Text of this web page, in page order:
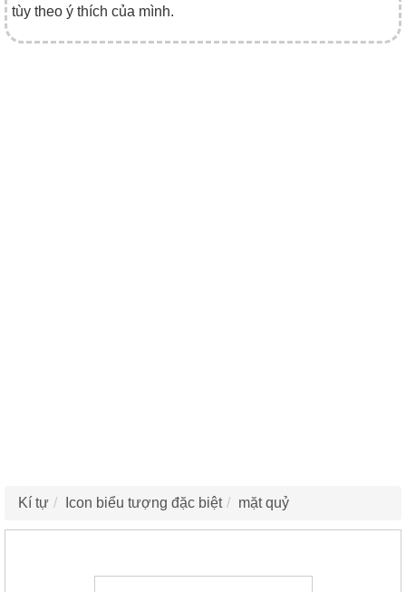
tùy theo ý thích của mình.
Kí tự Icon biểu tượng đặc biệt mặt quỷ